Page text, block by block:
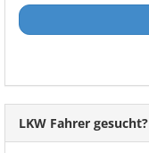
LKW Fahrer gesucht?